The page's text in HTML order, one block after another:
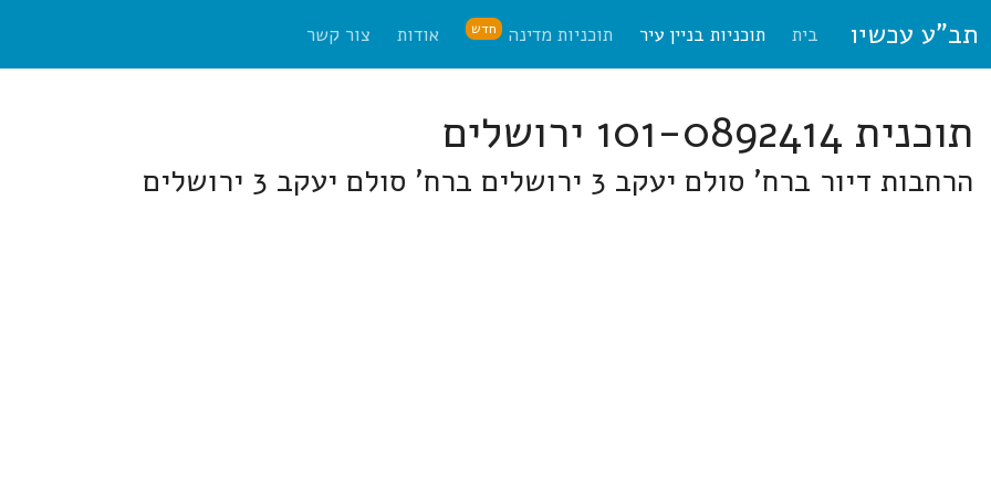
תב"ע עכשיו בית תוכניות בניין עיר תוכניות מדינה חדש אודות צור קשר
תוכנית 101-0892414 ירושלים
הרחבות דיור ברח' סולם יעקב 3 ירושלים ברח' סולם יעקב 3 ירושלים